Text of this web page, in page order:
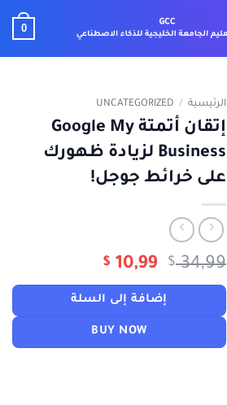
0
الرئيسية /
UNCATEGORIZED
إتقان أتمتة Google My
Business لزيادة ظهورك
على خرائط جوجل!
$34,99
السعر
الأصلي
هو:
$ 34,99.
$ 10,99
الحالي
هو:
$ 10,99.
إضافة إلى السلة
BUY NOW